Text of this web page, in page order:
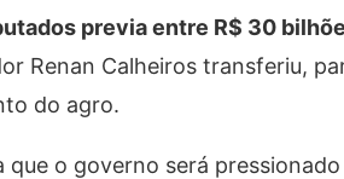
previa entre R$ 30
Renan Calheiros transferiu,
do agro.
o governo será